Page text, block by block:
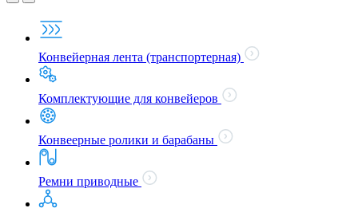
Конвейерная лента (транспортерная)
Комплектующие для конвейеров
Конвеерные ролики и барабаны
Ремни приводные